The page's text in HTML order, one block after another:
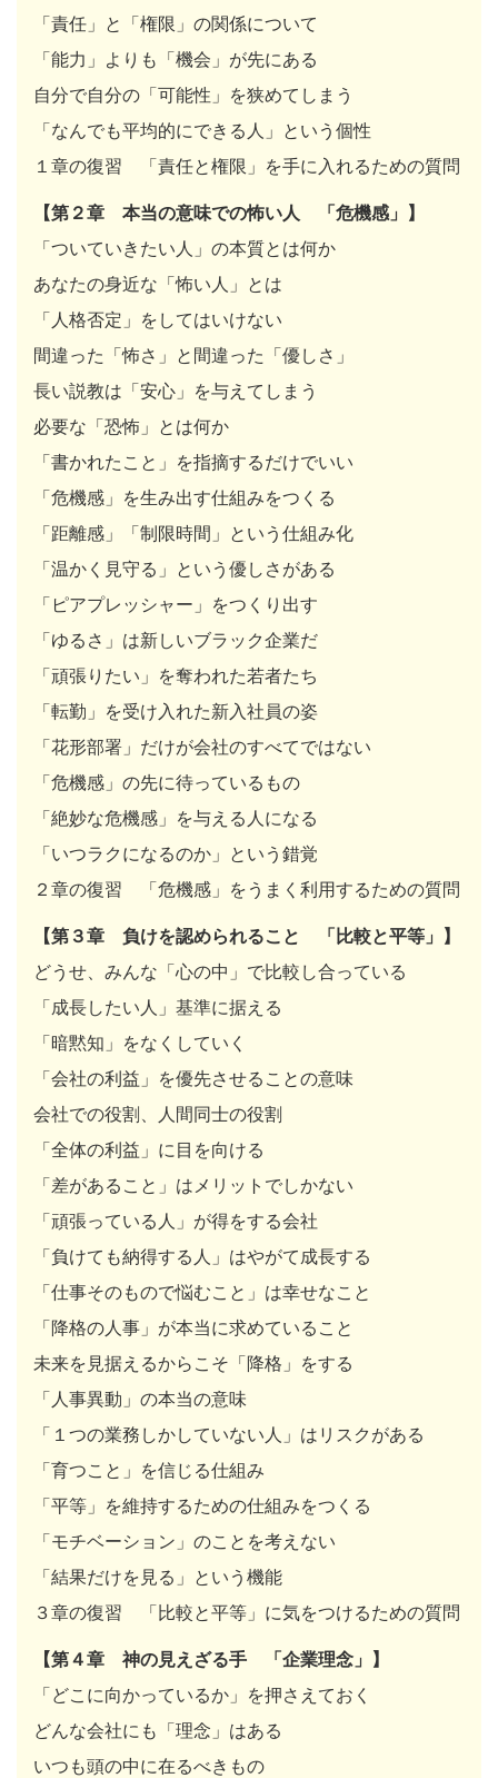
「責任」と「権限」の関係について
「能力」よりも「機会」が先にある
自分で自分の「可能性」を狭めてしまう
「なんでも平均的にできる人」という個性
１章の復習 「責任と権限」を手に入れるための質問
【第２章 本当の意味での怖い人 「危機感」】
「ついていきたい人」の本質とは何か
あなたの身近な「怖い人」とは
「人格否定」をしてはいけない
間違った「怖さ」と間違った「優しさ」
長い説教は「安心」を与えてしまう
必要な「恐怖」とは何か
「書かれたこと」を指摘するだけでいい
「危機感」を生み出す仕組みをつくる
「距離感」「制限時間」という仕組み化
「温かく見守る」という優しさがある
「ピアプレッシャー」をつくり出す
「ゆるさ」は新しいブラック企業だ
「頑張りたい」を奪われた若者たち
「転勤」を受け入れた新入社員の姿
「花形部署」だけが会社のすべてではない
「危機感」の先に待っているもの
「絶妙な危機感」を与える人になる
「いつラクになるのか」という錯覚
２章の復習 「危機感」をうまく利用するための質問
【第３章 負けを認められること 「比較と平等」】
どうせ、みんな「心の中」で比較し合っている
「成長したい人」基準に据える
「暗黙知」をなくしていく
「会社の利益」を優先させることの意味
会社での役割、人間同士の役割
「全体の利益」に目を向ける
「差があること」はメリットでしかない
「頑張っている人」が得をする会社
「負けても納得する人」はやがて成長する
「仕事そのもので悩むこと」は幸せなこと
「降格の人事」が本当に求めていること
未来を見据えるからこそ「降格」をする
「人事異動」の本当の意味
「１つの業務しかしていない人」はリスクがある
「育つこと」を信じる仕組み
「平等」を維持するための仕組みをつくる
「モチベーション」のことを考えない
「結果だけを見る」という機能
３章の復習 「比較と平等」に気をつけるための質問
【第４章 神の見えざる手 「企業理念」】
「どこに向かっているか」を押さえておく
どんな会社にも「理念」はある
いつも頭の中に在るべきもの